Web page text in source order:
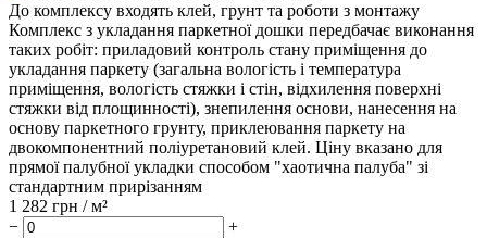
До комплексу входять клей, грунт та роботи з монтажу
Комплекс з укладання паркетної дошки передбачає виконання
таких робіт: приладовий контроль стану приміщення до
укладання паркету (загальна вологість і температура
приміщення, вологість стяжки і стін, відхилення поверхні
стяжки від площинності), знепилення основи, нанесення на
основу паркетного грунту, приклеювання паркету на
двокомпонентний поліуретановий клей. Ціну вказано для
прямої палубної укладки способом "хаотична палуба" зі
стандартним прирізанням
1 282 грн / м²
−
+